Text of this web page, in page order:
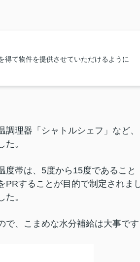
得て物件を提供させていただけるように
理器「シャトルシェフ」など、
。
度帯は、5度から15度であること
PRすることが目的で制定されま
。
で、こまめな水分補給は大事です